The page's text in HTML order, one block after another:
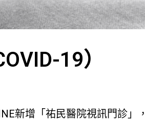
19）
新增「祐民醫院視訊門診